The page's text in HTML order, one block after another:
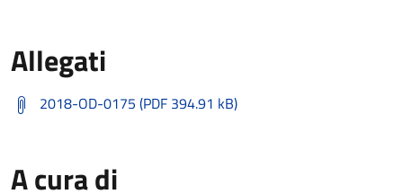
Allegati
2018-OD-0175 (PDF 394.91 kB)
A cura di